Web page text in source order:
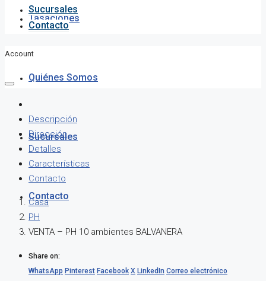
Tasaciones
Quiénes Somos
Sucursales
Contacto
Sucursales
Contacto
Account
Descripción
Dirección
Detalles
Características
Contacto
Casa
PH
VENTA – PH 10 ambientes BALVANERA
Share on:
WhatsApp Pinterest Facebook X LinkedIn Correo electrónico